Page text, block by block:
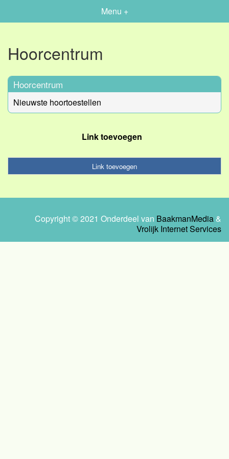
Menu +
Hoorcentrum
Hoorcentrum
Nieuwste hoortoestellen
Link toevoegen
Link toevoegen
Copyright © 2021 Onderdeel van BaakmanMedia &
Vrolijk Internet Services